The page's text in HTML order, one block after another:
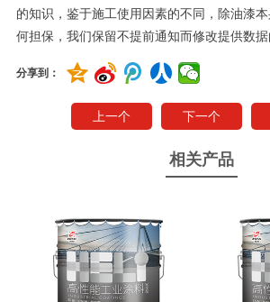
的知识，鉴于施工使用因素的不同，除油漆
何担保，我们保留不提前通知而修改提供数据
分享到：
上一个 下一个
相关产品